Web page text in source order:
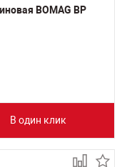
BOMAG BP
В один клик